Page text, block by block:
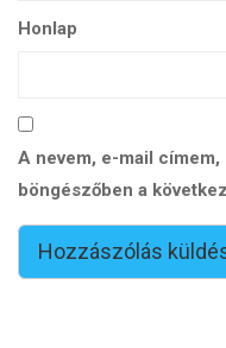
Honlap
A nevem, e-mail
böngészőben a